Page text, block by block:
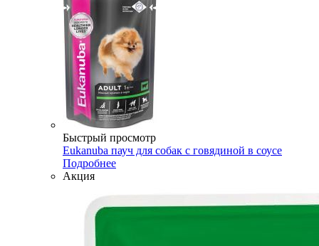
Быстрый просмотр
Eukanuba пауч для собак с говядиной в соусе
Подробнее
Акция